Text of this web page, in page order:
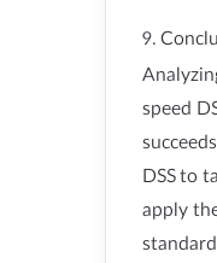
9.
speed
DSS to
apply